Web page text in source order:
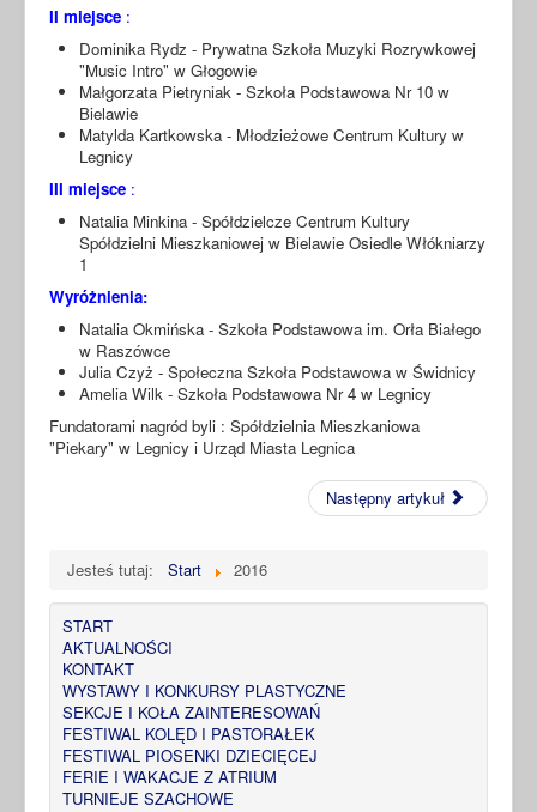
II miejsce :
Dominika Rydz - Prywatna Szkoła Muzyki Rozrywkowej
"Music Intro" w Głogowie
Małgorzata Pietryniak - Szkoła Podstawowa Nr 10 w
Bielawie
Matylda Kartkowska - Młodzieżowe Centrum Kultury w
Legnicy
III miejsce :
Natalia Minkina - Spółdzielcze Centrum Kultury
Spółdzielni Mieszkaniowej w Bielawie Osiedle Włókniarzy
1
Wyróżnienia:
Natalia Okmińska - Szkoła Podstawowa im. Orła Białego
w Raszówce
Julia Czyż - Społeczna Szkoła Podstawowa w Świdnicy
Amelia Wilk - Szkoła Podstawowa Nr 4 w Legnicy
Fundatorami nagród byli : Spółdzielnia Mieszkaniowa
"Piekary" w Legnicy i Urząd Miasta Legnica
Następny artykuł
Jesteś tutaj: Start 2016
START
AKTUALNOŚCI
KONTAKT
WYSTAWY I KONKURSY PLASTYCZNE
SEKCJE I KOŁA ZAINTERESOWAŃ
FESTIWAL KOLĘD I PASTORAŁEK
FESTIWAL PIOSENKI DZIECIĘCEJ
FERIE I WAKACJE Z ATRIUM
TURNIEJE SZACHOWE